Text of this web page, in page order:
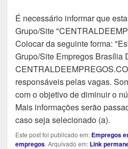
É necessário informar que
Grupo/Site
Colocar da seguinte forma:
Grupo/Site Empregos Brasília
responsáveis pelas vagas.
com o objetivo de diminuir o
Mais informações serão
caso seja selecionado (a).
Este post foi publicado em: Empregos
empregos. Arquivado em: Link